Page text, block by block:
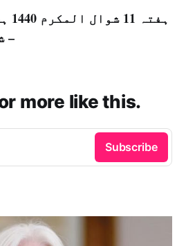
–
more like this.
Subscribe